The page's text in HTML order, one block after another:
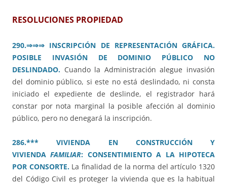
RESOLUCIONES PROPIEDAD
290.⇒⇒⇒ INSCRIPCIÓN DE REPRESENTACIÓN GRÁFICA.
POSIBLE INVASIÓN DE DOMINIO PÚBLICO NO
DESLINDADO. Cuando la Administración alegue invasión
del dominio público, si este no está deslindado, ni consta
iniciado el expediente de deslinde, el registrador hará
constar por nota marginal la posible afección al dominio
público, pero no denegará la inscripción.
286.*** VIVIENDA EN CONSTRUCCIÓN Y
VIVIENDAFAMILIAR: CONSENTIMIENTO A LA HIPOTECA
POR CONSORTE.La finalidad de la norma del artículo 1320
del Código Civil es proteger la vivienda que es la habitual